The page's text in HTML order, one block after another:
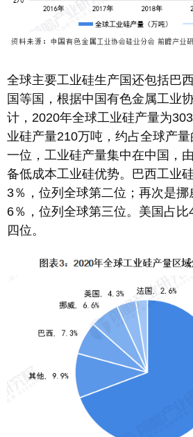
全球主要工业硅生产国还包括巴
国等国，根据中国有色金属工业
计，2020年全球工业硅产量为
业硅产量210万吨，约占全球产
一位，工业硅产量集中在中国，
备低成本工业硅优势。巴西工业
3％，位列全球第二位；再次是挪
6％，位列全球第三位。美国占
四位。